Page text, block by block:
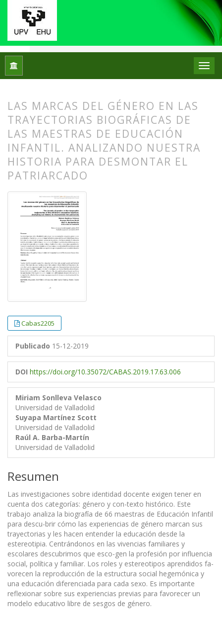
Inicio Núm. 22 (2019): Monográfico: Historias de
LAS MARCAS DEL GÉNERO EN LAS
TRAYECTORIAS BIOGRÁFICAS DE
LAS MAESTRAS DE EDUCACIÓN
INFANTIL. ANALIZANDO NUESTRA
HISTORIA PARA DESMONTAR EL
PATRIARCADO
Cabas2205
Publicado 15-12-2019
DOI https://doi.org/10.35072/CABAS.2019.17.63.006
Miriam Sonlleva Velasco
Universidad de Valladolid
Suyapa Martínez Scott
Universidad de Valladolid
Raúl A. Barba-Martín
Universidad de Valladolid
Resumen
Las investigaciones sobre identidad docente exigen tener en
cuenta dos categorías: género y con-texto histórico. Este
trabajo analiza la biografía de 66 maestras de Educación Infantil
para descu-brir cómo las experiencias de género marcan sus
trayectorias y les hacen entender la educación desde la
estereotipia. Centrándonos en las vivencias familiares y
escolares descubrimos que esco-gen la profesión por influencia
social, política y familiar. Los roles y estereotipos aprendidos fa-
vorecen la reproducción de la estructura social hegemónica y
una educación diferenciada para cada sexo. Es importante
reflexionar sobre sus experiencias previas para favorecer un
modelo educativo libre de sesgos de género.